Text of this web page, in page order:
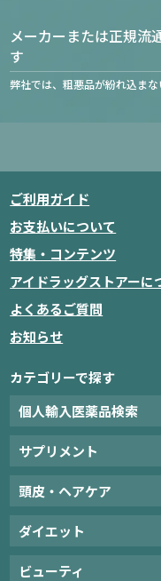
メーカーまたは正規流
す
弊社では、粗悪品が紛れ込まな
ご利用ガイド
お支払いについて
特集・コンテンツ
アイドラッグストアーに
よくあるご質問
お知らせ
カテゴリーで探す
個人輸入医薬品検索
サプリメント
頭皮・ヘアケア
ダイエット
ビューティ